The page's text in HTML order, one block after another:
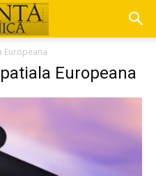
Europeana
Europeana